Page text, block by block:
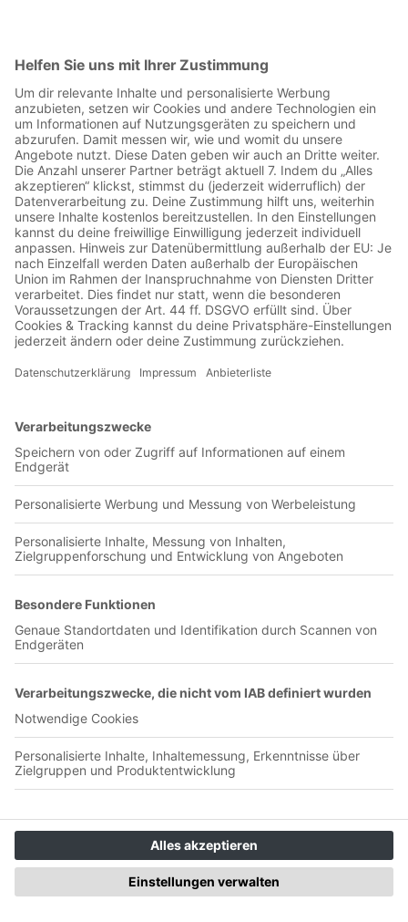
01:30:03
Eine Stunde für Eintracht Die neue Saison steht vor der Tür.
Wir reden über die Mannschaft, das Spiel gegen den FCK
und natürlich auch über die Außerordentliche
Mitgliederversammlung dieser Woche. Zu Jussis
https://www.kicktipp.de/eintrachtlebenslang2/ Und zur
Spenden-Paten Aktion der 1.Frauen:
https://www.facebook.com/Eintracht-Braunschweig-
Frauenfu%C3%9Fball-401333533360047/ Viel Spaß!
Gegengerade - Folge 68